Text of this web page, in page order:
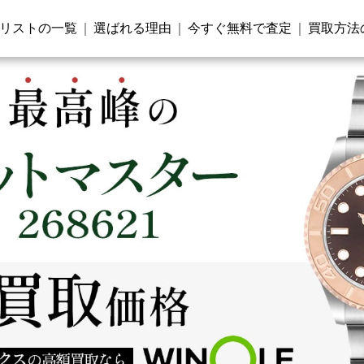
ストの一覧 選ばれる理由 今すぐ無料で査定 買取方法